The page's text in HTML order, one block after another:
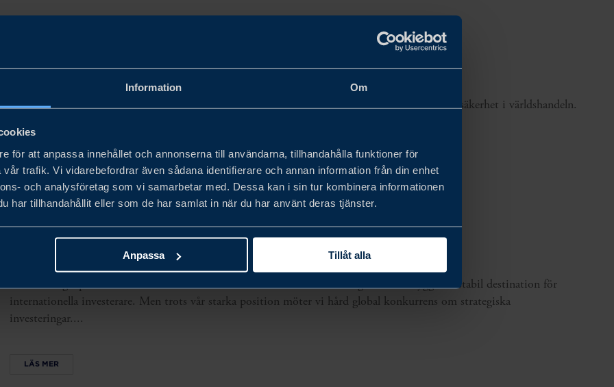
Information Om
för att anpassa innehållet och annonserna till användarna, tillhandahålla funktioner för
trafik. Vi vidarebefordrar även sådana identifierare och annan information från din enhet
och analysföretag som vi samarbetar med. Dessa kan i sin tur kombinera informationen
har tillhandahållit eller som de har samlat in när du har använt deras tjänster.
Anpassa Tillåt alla
OSÄKERHET OCH NYA MÖJLIGHETER VÄNTAR
De tullar som Trumpadministrationen aviserade mot omvärlden har bidragit med ytterligare osäkerhet i världshandeln.
LÄS MER
SVERIGE BEHÖVER UTLÄNDSKA INVESTERINGAR
MER ÄN NÅGONSIN
I en tid av geopolitisk turbulens och ekonomisk osäkerhet framstår Sverige som en trygg och stabil destination för
internationella investerare. Men trots vår starka position möter vi hård global konkurrens om strategiska
investeringar....
LÄS MER